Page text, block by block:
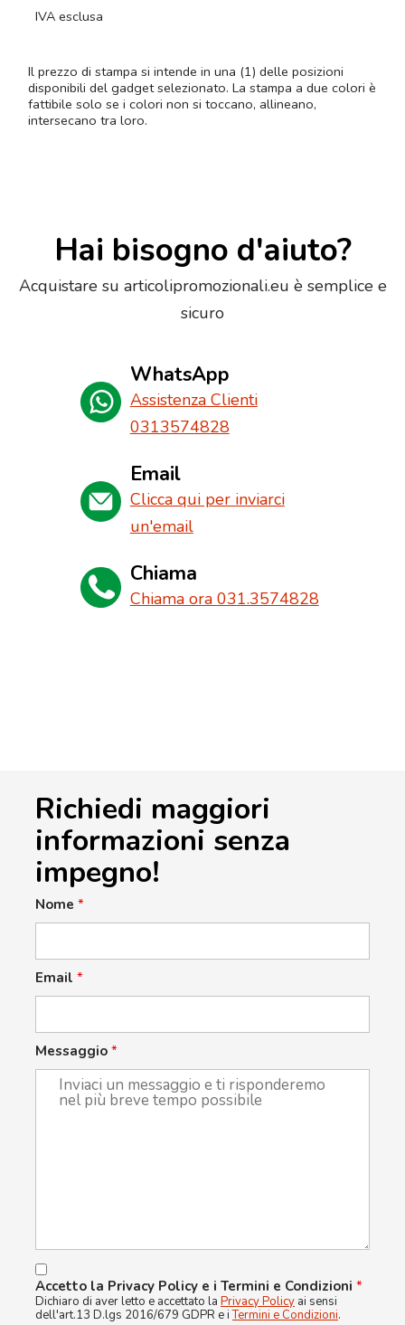
IVA esclusa
Il prezzo di stampa si intende in una (1) delle posizioni
disponibili del gadget selezionato. La stampa a due colori è
fattibile solo se i colori non si toccano, allineano,
intersecano tra loro.
Hai bisogno d'aiuto?
Acquistare su articolipromozionali.eu è semplice e
sicuro
WhatsApp
Assistenza Clienti
0313574828
Email
Clicca qui per inviarci
un'email
Chiama
Chiama ora 031.3574828
Richiedi maggiori
informazioni senza
impegno!
Nome *
Email *
Messaggio *
Accetto la Privacy Policy e i Termini e Condizioni *
Dichiaro di aver letto e accettato la Privacy Policy ai sensi
dell'art.13 D.lgs 2016/679 GDPR e iTermini e Condizioni.